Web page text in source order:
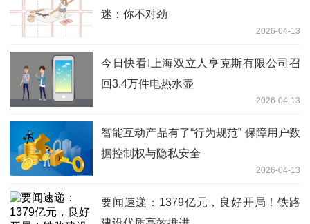
迷：你不对劲
2026-04-13
今日快看!上海双立人亨克斯有限公司召
回3.4万件电热水壶
2026-04-13
智能互动产品有了“行为规范” 保障用户数
据控制权与隐私安全
2026-04-13
要闻速递：1379亿元，良好开局！铁路